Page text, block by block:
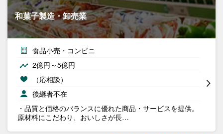
和菓子製造・卸売業
食品小売・コンビニ
2億円～5億円
（応相談）
後継者不在
・品質と価格のバランスに優れた商品・サービスを提供。
原材料にこだわり、おいしさが長…